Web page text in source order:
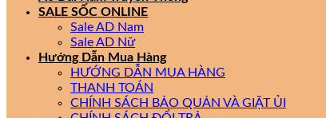
SALE SỐC ONLINE
Sale AD Nam
Sale AD Nữ
Hướng Dẫn Mua Hàng
HƯỚNG DẪN MUA HÀNG
THANH TOÁN
CHÍNH SÁCH BẢO QUẢN VÀ GIẶT ỦI